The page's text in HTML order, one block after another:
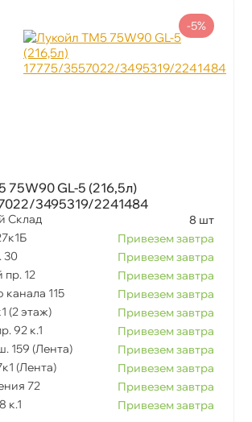
75W90 GL-5 (216,5л)
3495319/2241484
Склад
8 шт
Привезем завтра
30
Привезем завтра
пр. 12
Привезем завтра
115
Привезем завтра
(2 этаж)
Привезем завтра
92 к.1
Привезем завтра
159 (Лента)
Привезем завтра
(Лента)
Привезем завтра
72
Привезем завтра
к.1
Привезем завтра
-5%